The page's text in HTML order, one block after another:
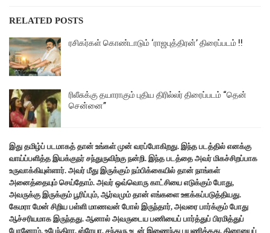
RELATED POSTS
ரசிகர்கள் கொண்டாடும் ‘ராஜபுத்திரன்’ திரைப்படம் !!
ரிலீசுக்கு தயாராகும் புதிய திரில்லர் திரைப்படம் “தென்
சென்னை”
இது தமிழ்ப் படமாகத் தான் உங்கள் முன் வரப்போகிறது. இந்த படத்தில் எனக்கு
வாய்ப்பளித்த இயக்குநர் சந்துருவிற்கு நன்றி. இந்த படத்தை அவர் மிகச்சிறப்பாக
உருவாக்கியுள்ளார். அவர் மீது இருக்கும் நம்பிக்கையில் தான் நாங்கள்
அனைத்தையும் செய்தோம். அவர் ஒவ்வொரு காட்சியை எடுக்கும் போது,
அவருக்கு இருக்கும் பூரிப்பும், ஆர்வமும் தான் எங்களை ஊக்கப்படுத்தியது.
கேமரா மேன் சிறிய பள்ளி மாணவன் போல் இருந்தார், அவரை பார்க்கும் போது
ஆச்சரியமாக இருந்தது. ஆனால் அவருடைய பணியைப் பார்த்துப் பிரமித்துப்
போனோம். உபேந்திரா, ஸ்ரேயா, சந்துரு உடன் இணைந்து பயணித்தது, திரையைப்